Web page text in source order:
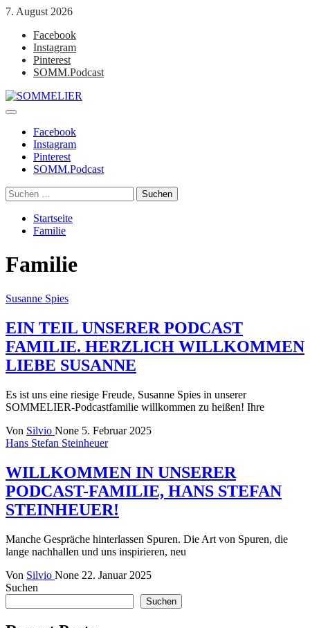
Zum
springen
7. August 2026
Facebook
Instagram
Pinterest
SOMM.Podcast
Primäres
Facebook
Instagram
Pinterest
SOMM.Podcast
Suchen
nach:
Startseite
Familie
Familie
Susanne Spies
EIN TEIL UNSERER PODCAST
FAMILIE. HERZLICH WILLKOMMEN
LIEBE SUSANNE
Es ist uns eine riesige Freude, Susanne Spies in unserer
SOMMELIER-Podcastfamilie willkommen zu heißen! Ihre
Von Silvio None 5. Februar 2025
Hans Stefan Steinheuer
WILLKOMMEN IN UNSERER
PODCAST-FAMILIE, HANS STEFAN
STEINHEUER!
Manche Gespräche hinterlassen Spuren. Die Art von Spuren, die
lange nachhallen und uns inspirieren, neu
Von Silvio None 22. Januar 2025
Suchen
Suchen